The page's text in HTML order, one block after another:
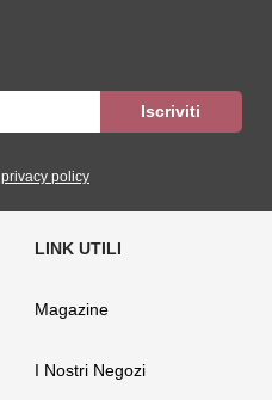
privacy policy
Magazine
I Nostri Negozi